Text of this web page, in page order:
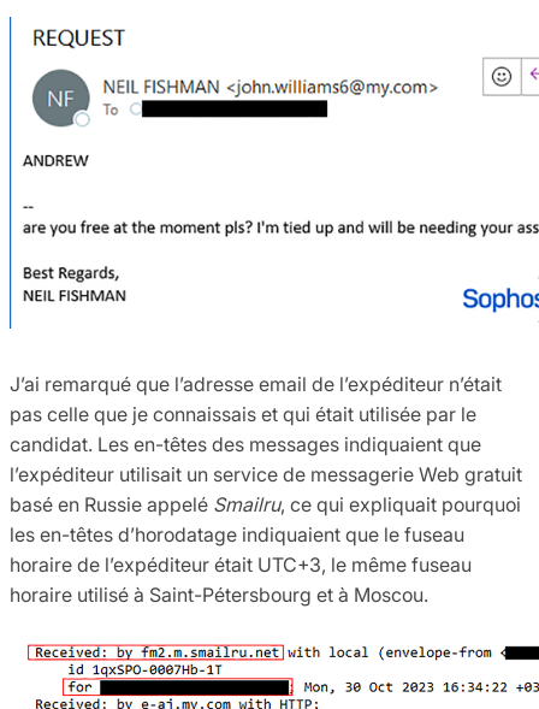
J’ai remarqué que l’adresse email de l’expéditeur n’était
pas celle que je connaissais et qui était utilisée par le
candidat. Les en-têtes des messages indiquaient que
l’expéditeur utilisait un service de messagerie Web gratuit
basé en Russie appelé Smailru, ce qui expliquait pourquoi
les en-têtes d’horodatage indiquaient que le fuseau
horaire de l’expéditeur était UTC+3, le même fuseau
horaire utilisé à Saint-Pétersbourg et à Moscou.